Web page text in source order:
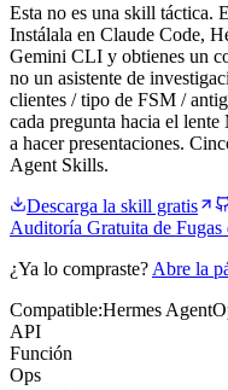
Esta no es una skill táctica.
Instálala en Claude Code,
Gemini CLI y obtienes un
no un asistente de
clientes / tipo de FSM /
cada pregunta hacia el
a hacer presentaciones.
Agent Skills.
Descarga la skill gratis
Auditoría Gratuita de Fugas
¿Ya lo compraste? Abre la
Compatible:Hermes Agent
API
Función
Ops